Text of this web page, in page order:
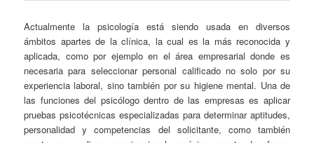
Actualmente la psicología está siendo usada en diversos
ámbitos apartes de la clínica, la cual es la más reconocida y
aplicada, como por ejemplo en el área empresarial donde es
necesaria para seleccionar personal calificado no solo por su
experiencia laboral, sino también por su higiene mental. Una de
las funciones del psicólogo dentro de las empresas es aplicar
pruebas psicotécnicas especializadas para determinar aptitudes,
personalidad y competencias del solicitante, como también